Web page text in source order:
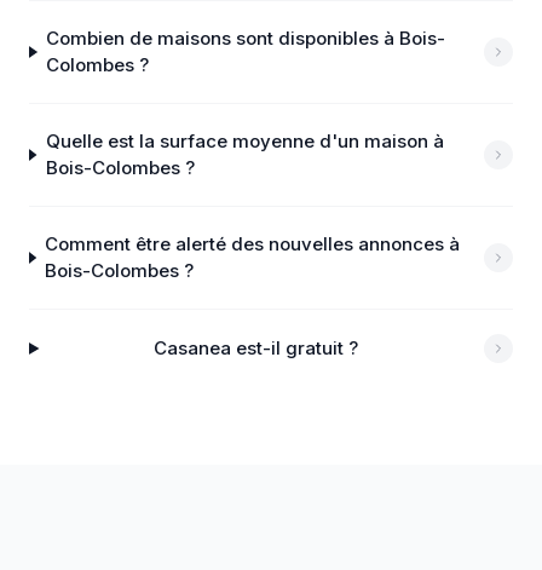
Combien de maisons sont disponibles à Bois-
Colombes ?
Quelle est la surface moyenne d'un maison à
Bois-Colombes ?
Comment être alerté des nouvelles annonces à
Bois-Colombes ?
Casanea est-il gratuit ?